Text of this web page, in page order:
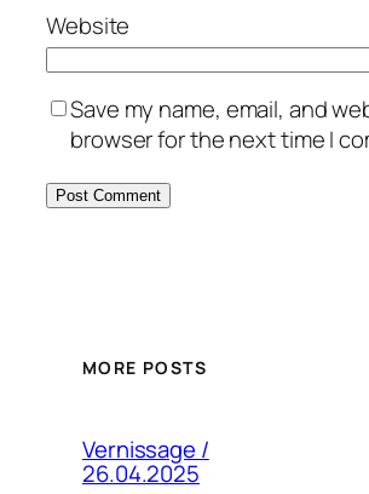
Website
Save my name, email, and
browser for the next time I
MORE POSTS
Vernissage /
26.04.2025